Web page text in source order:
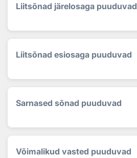
Liitsõnad järelosaga puuduvad
Liitsõnad esiosaga puuduvad
Sarnased sõnad puuduvad
Võimalikud vasted puuduvad